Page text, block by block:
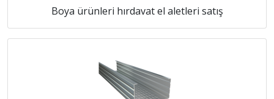
Boya ürünleri hırdavat el aletleri satış